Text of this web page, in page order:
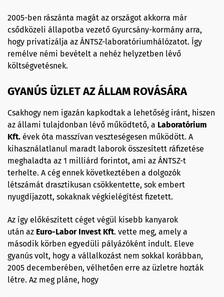
2005-ben rászánta magát az országot akkorra már
csődközeli állapotba vezető Gyurcsány-kormány arra,
hogy privatizálja az ÁNTSZ-laboratóriumhálózatot. Így
remélve némi bevételt a nehéz helyzetben lévő
költségvetésnek.
GYANÚS ÜZLET AZ ÁLLAM ROVÁSÁRA
Csakhogy nem igazán kapkodtak a lehetőség iránt, hiszen
az állami tulajdonban lévő működtető, a Laboratórium
Kft. évek óta masszívan veszteségesen működött. A
kihasználatlanul maradt laborok összesített ráfizetése
meghaladta az 1 milliárd forintot, ami az ÁNTSZ-t
terhelte. A cég ennek következtében a dolgozók
létszámát drasztikusan csökkentette, sok embert
nyugdíjazott, sokaknak végkielégítést fizetett.
Az így előkészített céget végül kisebb kanyarok
után az Euro-Labor InvestKft. vette meg, amely a
második körben egyedüli pályázóként indult. Eleve
gyanús volt, hogy a vállalkozást nem sokkal korábban,
2005 decemberében, vélhetően erre az üzletre hozták
létre. Az meg pláne, hogy